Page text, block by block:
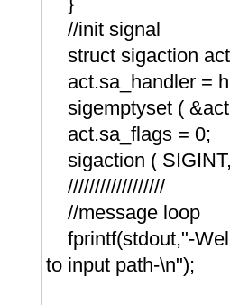
//init signal
struct sigaction
act.sa_handler =
sigemptyset (
act.sa_flags = 0;
sigaction (
//////////////////
//message loop
fprintf(stdout,"-
to input path-\n");